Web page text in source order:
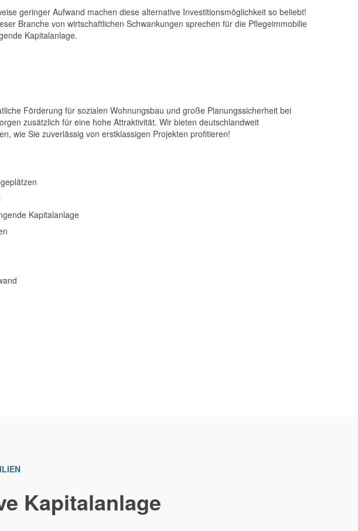
geringer Aufwand machen diese alternative Investitionsmöglichkeit so beliebt!
Branche von wirtschaftlichen Schwankungen sprechen für die Pflegeimmobilie
Kapitalanlage.
Förderung für sozialen Wohnungsbau und große Planungssicherheit bei
zusätzlich für eine hohe Attraktivität. Wir bieten deutschlandweit
wie Sie zuverlässig von erstklassigen Projekten profitieren!
Kapitalanlage
Kapitalanlage